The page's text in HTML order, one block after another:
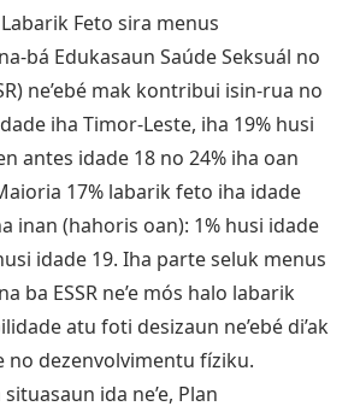
Feto sira menus
bá Edukasaun Saúde Seksuál no
ne’ebé mak kontribui isin-rua no
iha Timor-Leste, iha 19% husi
antes idade 18 no 24% iha oan
17% labarik feto iha idade
inan (hahoris oan): 1% husi idade
idade 19. Iha parte seluk menus
ba ESSR ne’e mós halo labarik
atu foti desizaun ne’ebé di’ak
no dezenvolvimentu fíziku.
ida ne’e, Plan